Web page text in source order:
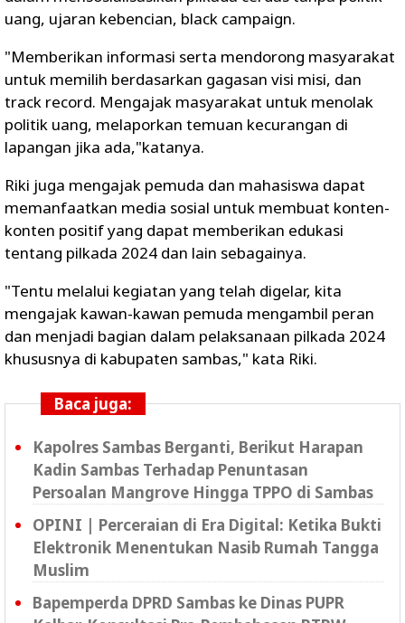
uang, ujaran kebencian, black campaign.
"Memberikan informasi serta mendorong masyarakat
untuk memilih berdasarkan gagasan visi misi, dan
track record. Mengajak masyarakat untuk menolak
politik uang, melaporkan temuan kecurangan di
lapangan jika ada,"katanya.
Riki juga mengajak pemuda dan mahasiswa dapat
memanfaatkan media sosial untuk membuat konten-
konten positif yang dapat memberikan edukasi
tentang pilkada 2024 dan lain sebagainya.
"Tentu melalui kegiatan yang telah digelar, kita
mengajak kawan-kawan pemuda mengambil peran
dan menjadi bagian dalam pelaksanaan pilkada 2024
khususnya di kabupaten sambas," kata Riki.
Baca juga:
Kapolres Sambas Berganti, Berikut Harapan
Kadin Sambas Terhadap Penuntasan
Persoalan Mangrove Hingga TPPO di Sambas
OPINI | Perceraian di Era Digital: Ketika Bukti
Elektronik Menentukan Nasib Rumah Tangga
Muslim
Bapemperda DPRD Sambas ke Dinas PUPR